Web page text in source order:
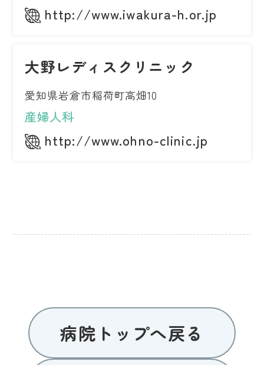
http://www.iwakura-h.or.jp
大野レディスクリニック
愛知県岩倉市稲荷町高畑10
産婦人科
http://www.ohno-clinic.jp
病院トップへ戻る